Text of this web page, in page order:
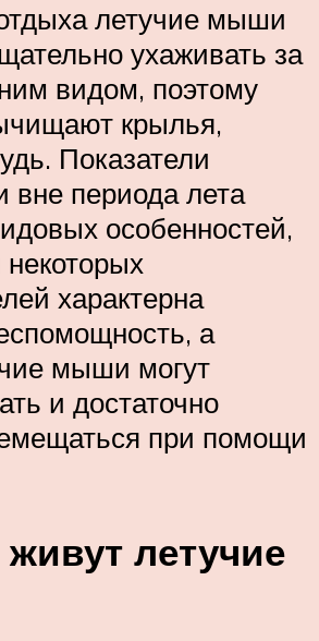
летучие мыши
ухаживать за
видом, поэтому
крылья,
Показатели
вне периода лета
особенностей,
характерна
а
мыши могут
и достаточно
при помощи
летучие